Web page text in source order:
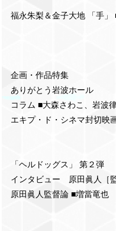
福永朱梨＆金子大地 「手」
企画・作品特集
ありがとう岩波ホール
コラム ■大森さわこ、岩波
エキプ・ド・シネマ封切映
「ヘルドッグス」 第２弾
インタビュー 原田眞人［
原田眞人監督論 ■増當竜也